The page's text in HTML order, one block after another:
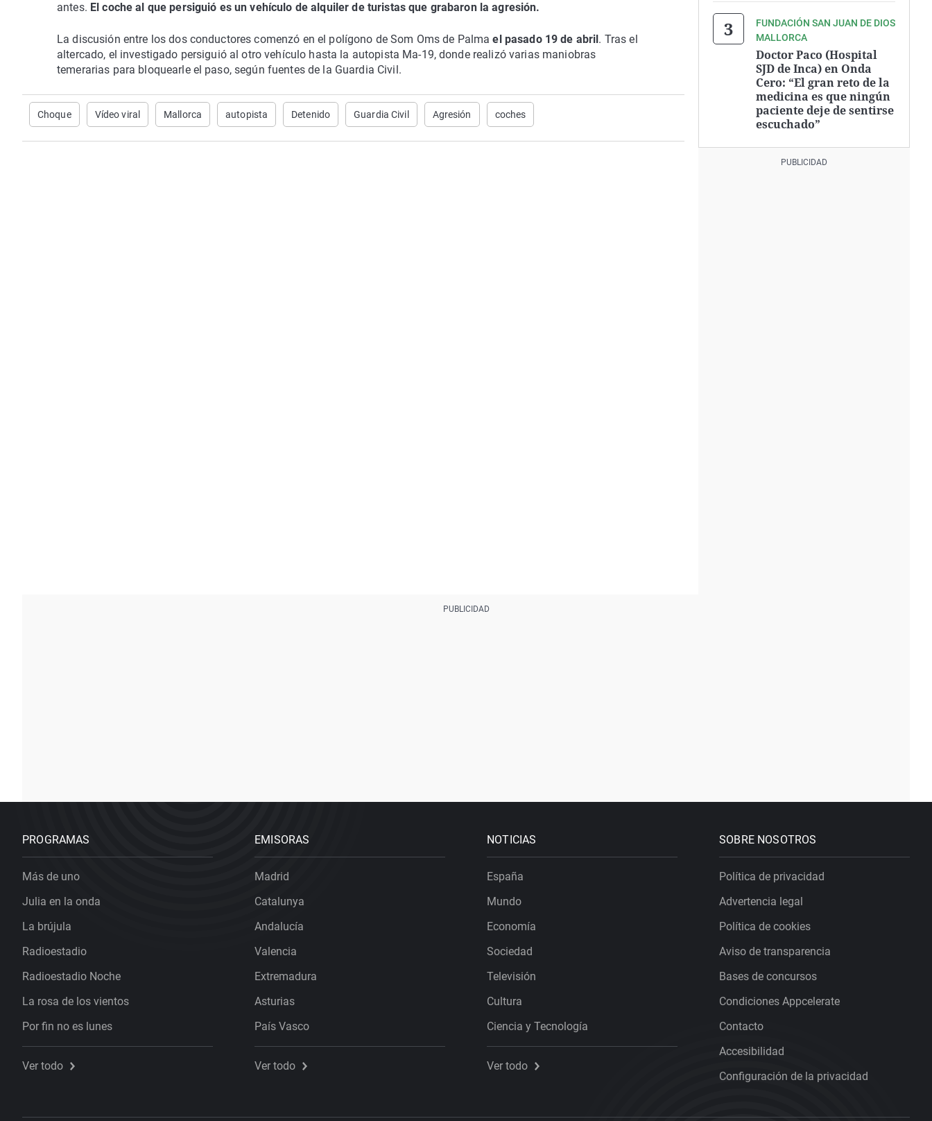
antes. El coche al que persiguió es un vehículo de alquiler de turistas que grabaron la agresión.
La discusión entre los dos conductores comenzó en el polígono de Som Oms de Palmael pasado 19 de abril. Tras el
altercado, el investigado persiguió al otro vehículo hasta la autopista Ma-19, donde realizó varias maniobras
temerarias para bloquearle el paso, según fuentes de la Guardia Civil.
Choque Vídeo viral Mallorca autopista Detenido Guardia Civil Agresión coches
FUNDACIÓN SAN JUAN DE DIOS
MALLORCA
Doctor Paco (Hospital
SJD de Inca) en Onda
Cero: “El gran reto de la
medicina es que ningún
paciente deje de sentirse
escuchado”
PROGRAMAS
Más de uno
Julia en la onda
La brújula
Radioestadio
Radioestadio Noche
La rosa de los vientos
Por fin no es lunes
Ver todo
EMISORAS
Madrid
Catalunya
Andalucía
Valencia
Extremadura
Asturias
País Vasco
Ver todo
NOTICIAS
España
Mundo
Economía
Sociedad
Televisión
Cultura
Ciencia y Tecnología
Ver todo
SOBRE NOSOTROS
Política de privacidad
Advertencia legal
Política de cookies
Aviso de transparencia
Bases de concursos
Condiciones Appcelerate
Contacto
Accesibilidad
Configuración de la privacidad